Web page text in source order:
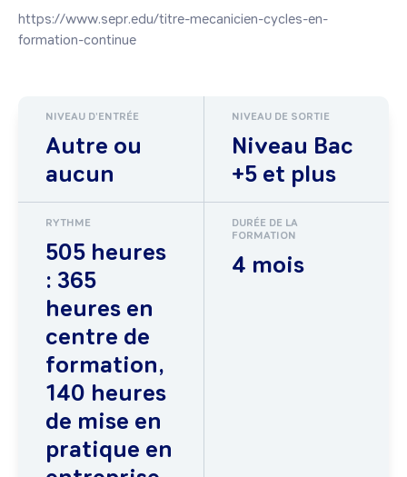
https://www.sepr.edu/titre-mecanicien-cycles-en-
formation-continue
NIVEAU D'ENTRÉE
Autre ou
aucun
NIVEAU DE SORTIE
Niveau Bac
+5 et plus
RYTHME
505 heures
: 365
heures en
centre de
formation,
140 heures
de mise en
pratique en
DURÉE DE LA
FORMATION
4 mois